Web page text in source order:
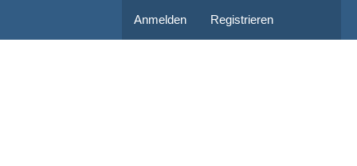
Anmelden Registrieren